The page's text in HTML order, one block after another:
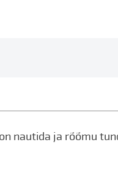
nautida ja rõõmu